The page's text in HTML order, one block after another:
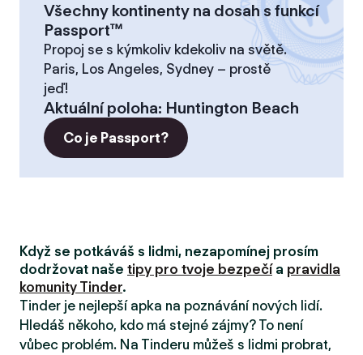
Všechny kontinenty na dosah s funkcí
Passport™
Propoj se s kýmkoliv kdekoliv na světě.
Paris, Los Angeles, Sydney – prostě
jeď!
Aktuální poloha: Huntington Beach
Co je Passport?
Když se potkáváš s lidmi, nezapomínej prosím
dodržovat naše tipy pro tvoje bezpečía pravidla
komunity Tinder.
Tinder je nejlepší apka na poznávání nových lidí.
Hledáš někoho, kdo má stejné zájmy? To není
vůbec problém. Na Tinderu můžeš s lidmi probrat,